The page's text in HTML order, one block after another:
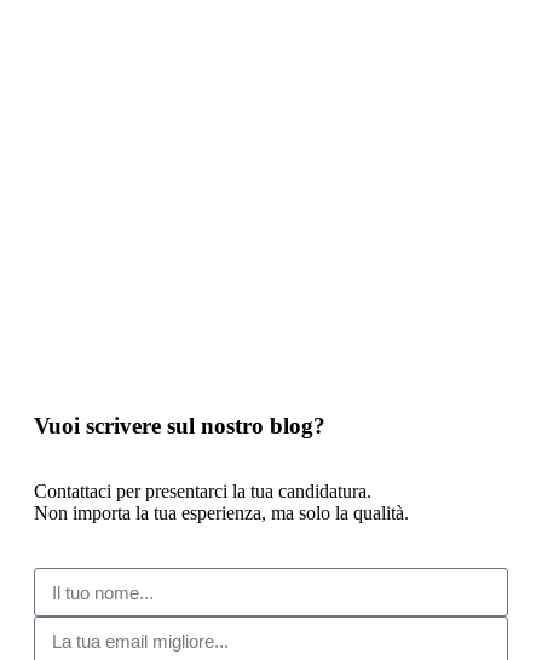
Vuoi scrivere sul nostro blog?
Contattaci per presentarci la tua candidatura.
Non importa la tua esperienza, ma solo la qualità.